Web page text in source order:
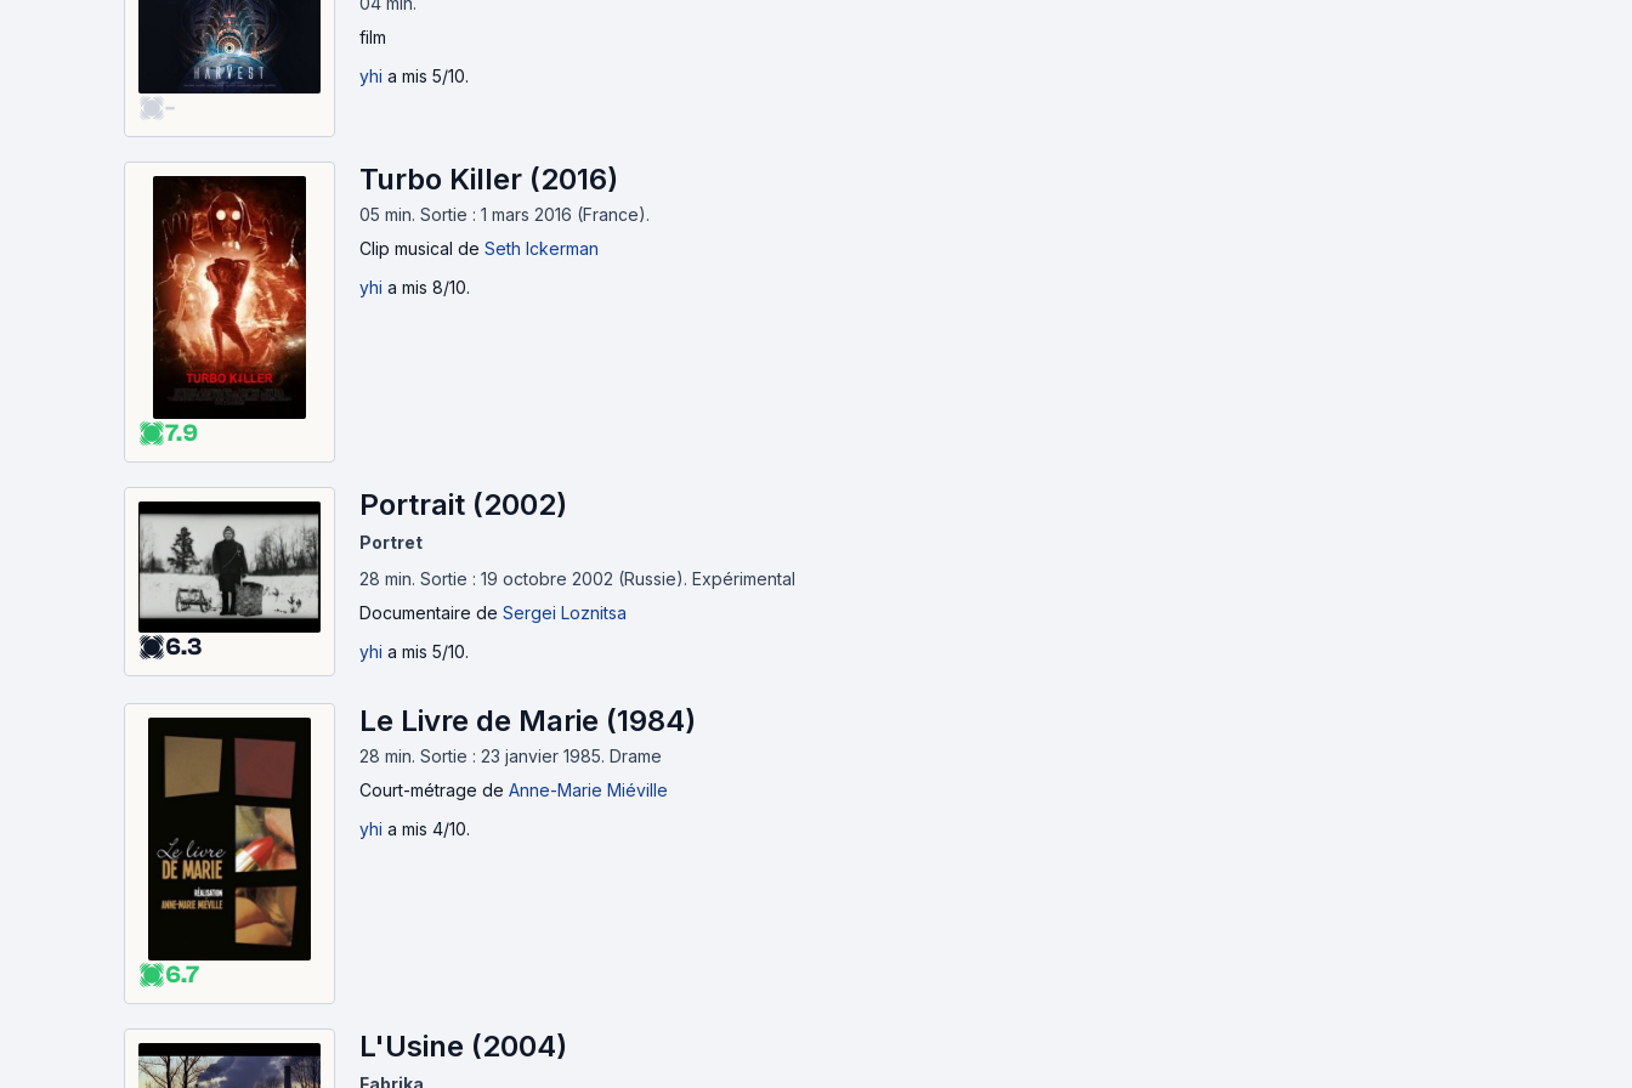
-
film
yhi a mis 5/10.
7.9
Turbo Killer (2016)
05 min. Sortie : 1 mars 2016 (France).
Clip musical de Seth Ickerman
yhi a mis 8/10.
6.3
Portrait (2002)
Portret
28 min. Sortie : 19 octobre 2002 (Russie). Expérimental
Documentaire de Sergei Loznitsa
yhi a mis 5/10.
6.7
Le Livre de Marie (1984)
28 min. Sortie : 23 janvier 1985. Drame
Court-métrage de Anne-Marie Miéville
yhi a mis 4/10.
L'Usine (2004)
Fabrika